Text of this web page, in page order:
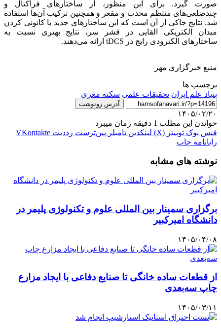
صورت گیرد. برای این منظور، از ساختارهای فراکتال و
چندضلعی‌های منتظم محدب و مقعر و همچنین ترکیب آن‌ها استفاده
شد. نتایج حاکی از آن است که این ساختارهای جدید با کانونی کردن
میدان الکتریکی القایی در قشر سر، نتایج بهتری نسبت به
ساختارهای الکترودی رایج در tDCS ارائه می‌دهند.
منبع خبرگزاری مهر
برچسب ها
بنیاد علم ایران تحقیقات علمی سکته مغزی
آدرس رونوشت
۱۴۰۵/۰۲/۲۰
خواندن این مطلب 1 دقیقه زمان میبرد
فیس بوک توییتر (X) لینکدین ‫تامبلر ‫پین‌ترست ‫رددیت ‫VKontakte
رایانامه چاپ
نوشته های مشابه
برگزاری سمینار بین المللی علوم و تکنولوژی پلیمر در
دانشگاه امیرکبیر
۱۴۰۵/۰۴/۰۸
از قطعات ساده خانگی تا صنایع دفاعی با ایجاد مزارع
چاپ سه‌بعدی
۱۴۰۵/۰۳/۱۱